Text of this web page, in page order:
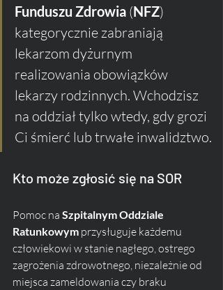
Funduszu Zdrowia (NFZ)
kategorycznie zabraniają
lekarzom dyżurnym
realizowania obowiązków
lekarzy rodzinnych. Wchodzisz
na oddział tylko wtedy, gdy grozi
Ci śmierć lub trwałe inwalidztwo.
Kto może zgłosić się na SOR
Pomoc na Szpitalnym Oddziale
Ratunkowym przysługuje każdemu
człowiekowi w stanie nagłego, ostrego
zagrożenia zdrowotnego, niezależnie od
miejsca zameldowania czy braku